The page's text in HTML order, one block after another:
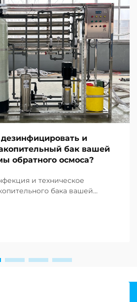
и
бак вашей
обратного осмоса?
и техническое
бака вашей
доме. Накопительный бак